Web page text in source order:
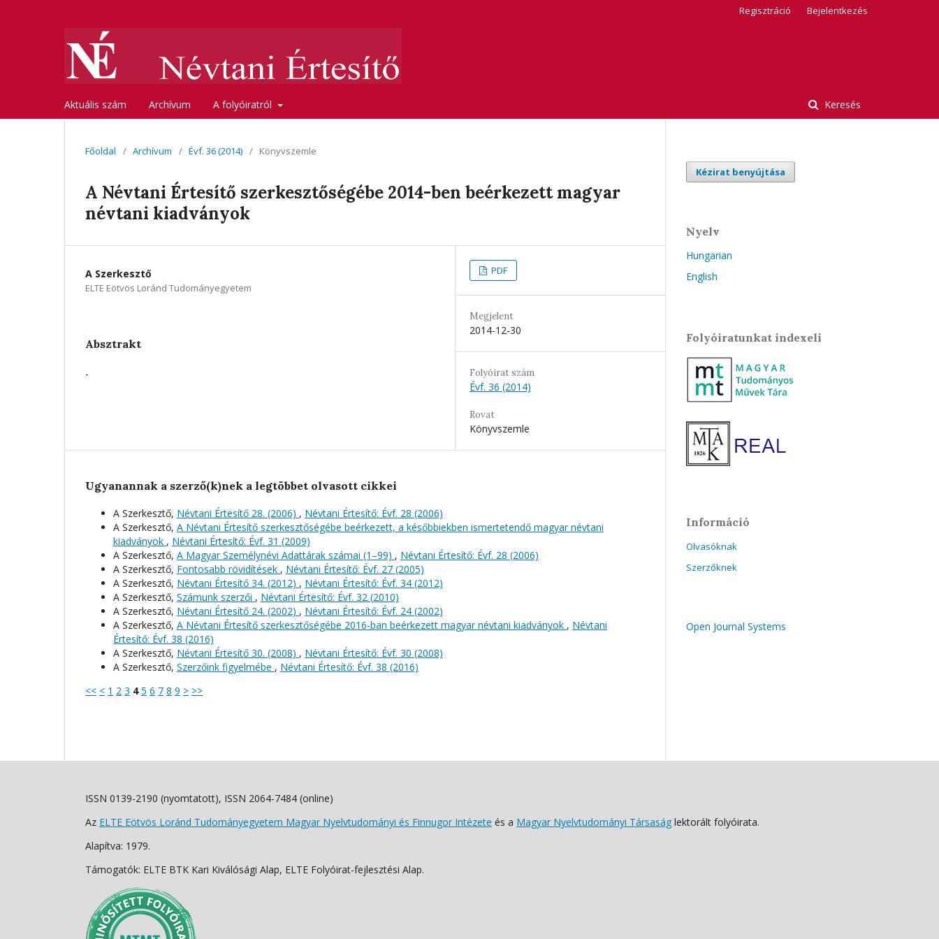
Aktuális szám Archívum A folyóiratról Keresés
Regisztráció Bejelentkezés
Főoldal / Archívum / Évf. 36 (2014) / Könyvszemle
A Névtani Értesítő szerkesztőségébe 2014-ben beérkezett magyar
névtani kiadványok
A Szerkesztő
ELTE Eötvös Loránd Tudományegyetem
Absztrakt
-
PDF
Megjelent
2014-12-30
Folyóirat szám
Évf. 36 (2014)
Rovat
Könyvszemle
Ugyanannak a szerző(k)nek a legtöbbet olvasott cikkei
A Szerkesztő, Névtani Értesítő 28. (2006) , Névtani Értesítő: Évf. 28 (2006)
A Szerkesztő, A Névtani Értesítő szerkesztőségébe beérkezett, a későbbiekben ismertetendő magyar névtani
kiadványok , Névtani Értesítő: Évf. 31 (2009)
A Szerkesztő, A Magyar Személynévi Adattárak számai (1–99) , Névtani Értesítő: Évf. 28 (2006)
A Szerkesztő, Fontosabb rövidítések , Névtani Értesítő: Évf. 27 (2005)
A Szerkesztő, Névtani Értesítő 34. (2012) , Névtani Értesítő: Évf. 34 (2012)
A Szerkesztő, Számunk szerzői , Névtani Értesítő: Évf. 32 (2010)
A Szerkesztő, Névtani Értesítő 24. (2002) , Névtani Értesítő: Évf. 24 (2002)
A Szerkesztő, A Névtani Értesítő szerkesztőségébe 2016-ban beérkezett magyar névtani kiadványok , Névtani
Értesítő: Évf. 38 (2016)
A Szerkesztő, Névtani Értesítő 30. (2008) , Névtani Értesítő: Évf. 30 (2008)
A Szerkesztő, Szerzőink figyelmébe , Névtani Értesítő: Évf. 38 (2016)
<< < 1 2 3 4 5 6 7 8 9 > >>
Kézirat benyújtása
Nyelv
Hungarian
English
Folyóiratunkat indexeli
Információ
Olvasóknak
Szerzőknek
Open Journal Systems
ISSN 0139-2190 (nyomtatott), ISSN 2064-7484 (online)
Az ELTE Eötvös Loránd Tudományegyetem Magyar Nyelvtudományi és Finnugor Intézete és a Magyar Nyelvtudományi Társaság lektorált folyóirata.
Alapítva: 1979.
Támogatók: ELTE BTK Kari Kiválósági Alap, ELTE Folyóirat-fejlesztési Alap.